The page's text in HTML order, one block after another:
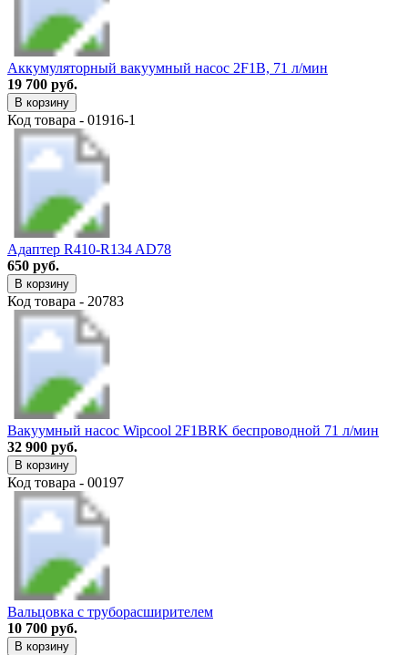
Аккумуляторный вакуумный насос 2F1B, 71 л/мин
19 700 руб.
В корзину
Код товара - 01916-1
Адаптер R410-R134 AD78
650 руб.
В корзину
Код товара - 20783
Вакуумный насос Wipcool 2F1BRK беспроводной 71 л/мин
32 900 руб.
В корзину
Код товара - 00197
Вальцовка с труборасширителем
10 700 руб.
В корзину